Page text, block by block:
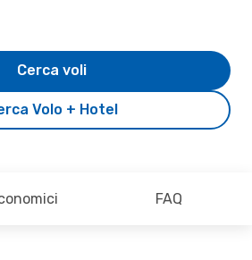
Volo + Hotel
Cerca voli
FAQ